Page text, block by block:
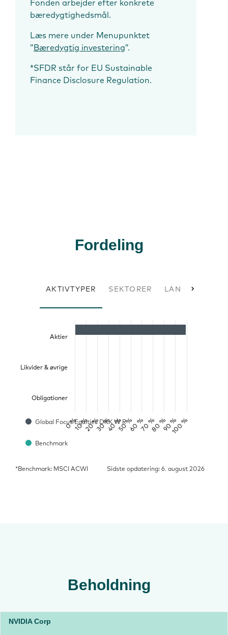
Fonden arbejder efter konkrete
bæredygtighedsmål.
Læs mere under Menupunktet
”Bæredygtig investering”.
*SFDR står for EU Sustainable
Finance Disclosure Regulation.
Fordeling
AKTIVTYPER SEKTORER LAND AKTIER
Global Focus Equities DKK W R
Benchmark
Aktier
Likvider & øvrige
Obligationer
0 %10 %20 %30 %40 %50 %60 %70 %80 %90 %100 %
Sidste opdatering: 6. august 2026
*Benchmark: MSCI ACWI
Beholdning
NVIDIA Corp